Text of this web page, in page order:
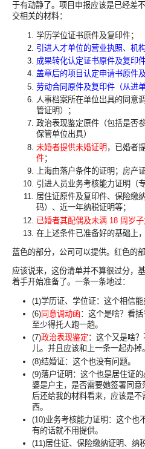
于有动静了。项目申报应该是已经差
交相关的材料：
学历学位证书原件及复印件；
引进人才单位的营业执照、机
成果转化认定证书原件及复印件
盖章后的项目认定申请书原件及
劳动合同原件及复印件（从进
人事档案所在单位出具的同意
管证明）；
政治表现鉴定原件（包括是否
保管单位出具）
未婚者提供未婚证明 ，已婚者
件；
上海由落户条件的证明；房产
引进人员业务考核能力证明（
居住证原件及复印件、保险缴
码）、近一年纳税证明等；
已婚者其配偶及未满 18 周岁子
在上述条件已准备好的基础上
蓝色的部分，公司可以提供。红色的
应该说来，这份清单并不算很过分，
着手开始准备了。一条一条地过：
(1)学历证、学位证：这个相信
(6) 同意调动函 ：这个是啥？看
至少得托人跑一趟。
(7)政治表现鉴定 ：这个又是啥
儿。并且应该和上一条一起办掉。
(8)结婚证：这个也没有问题。
(9)落户证明：这个也是居住证
婆是户主，是否需要她签署同
后还给我的材料看来，应该是
西。
(10)业务考核能力证明：这个也
有的话就不用提供。
(11)居住证、保险缴纳证明、纳